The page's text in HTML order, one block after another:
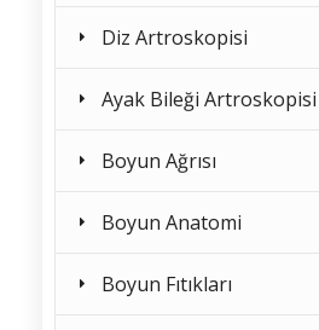
Diz Artroskopisi
Ayak Bileği Artroskopisi
Boyun Ağrısı
Boyun Anatomi
Boyun Fıtıkları